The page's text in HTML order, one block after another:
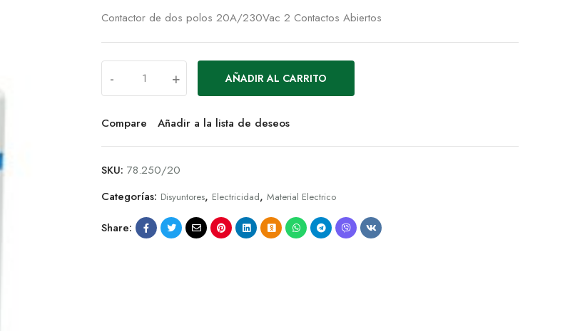
Contactor de dos polos 20A/230Vac 2 Contactos Abiertos
- + AÑADIR AL CARRITO
Compare Añadir a la lista de deseos
SKU: 78.250/20
Categorías: Disyuntores, Electricidad, Material Electrico
Share: